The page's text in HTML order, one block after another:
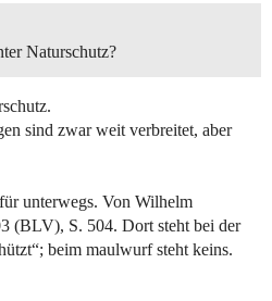
Naturschutz?
sind zwar weit verbreitet, aber
unterwegs. Von Wilhelm
(BLV), S. 504. Dort steht bei der
beim maulwurf steht keins.